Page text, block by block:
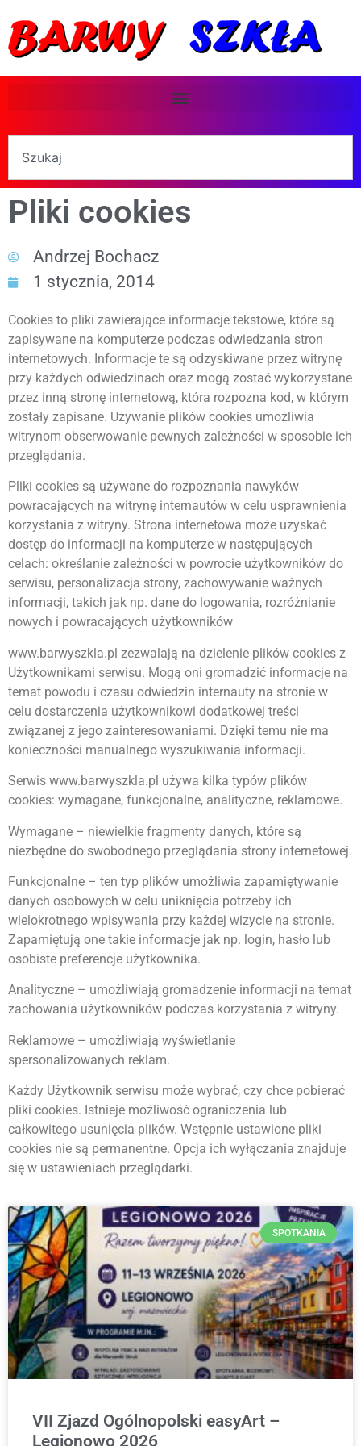
Pliki cookies
Andrzej Bochacz
1 stycznia, 2014
Cookies to pliki zawierające informacje tekstowe, które są
zapisywane na komputerze podczas odwiedzania stron
internetowych. Informacje te są odzyskiwane przez witrynę
przy każdych odwiedzinach oraz mogą zostać wykorzystane
przez inną stronę internetową, która rozpozna kod, w którym
zostały zapisane. Używanie plików cookies umożliwia
witrynom obserwowanie pewnych zależności w sposobie ich
przeglądania.
Pliki cookies są używane do rozpoznania nawyków
powracających na witrynę internautów w celu usprawnienia
korzystania z witryny. Strona internetowa może uzyskać
dostęp do informacji na komputerze w następujących
celach: określanie zależności w powrocie użytkowników do
serwisu, personalizacja strony, zachowywanie ważnych
informacji, takich jak np. dane do logowania, rozróżnianie
nowych i powracających użytkowników
www.barwyszkla.pl zezwalają na dzielenie plików cookies z
Użytkownikami serwisu. Mogą oni gromadzić informacje na
temat powodu i czasu odwiedzin internauty na stronie w
celu dostarczenia użytkownikowi dodatkowej treści
związanej z jego zainteresowaniami. Dzięki temu nie ma
konieczności manualnego wyszukiwania informacji.
Serwis www.barwyszkla.pl używa kilka typów plików
cookies: wymagane, funkcjonalne, analityczne, reklamowe.
Wymagane – niewielkie fragmenty danych, które są
niezbędne do swobodnego przeglądania strony internetowej.
Funkcjonalne – ten typ plików umożliwia zapamiętywanie
danych osobowych w celu uniknięcia potrzeby ich
wielokrotnego wpisywania przy każdej wizycie na stronie.
Zapamiętują one takie informacje jak np. login, hasło lub
osobiste preferencje użytkownika.
Analityczne – umożliwiają gromadzenie informacji na temat
zachowania użytkowników podczas korzystania z witryny.
Reklamowe – umożliwiają wyświetlanie
spersonalizowanych reklam.
Każdy Użytkownik serwisu może wybrać, czy chce pobierać
pliki cookies. Istnieje możliwość ograniczenia lub
całkowitego usunięcia plików. Wstępnie ustawione pliki
cookies nie są permanentne. Opcja ich wyłączania znajduje
się w ustawieniach przeglądarki.
SPOTKANIA
VII Zjazd Ogólnopolski easyArt –
Legionowo 2026